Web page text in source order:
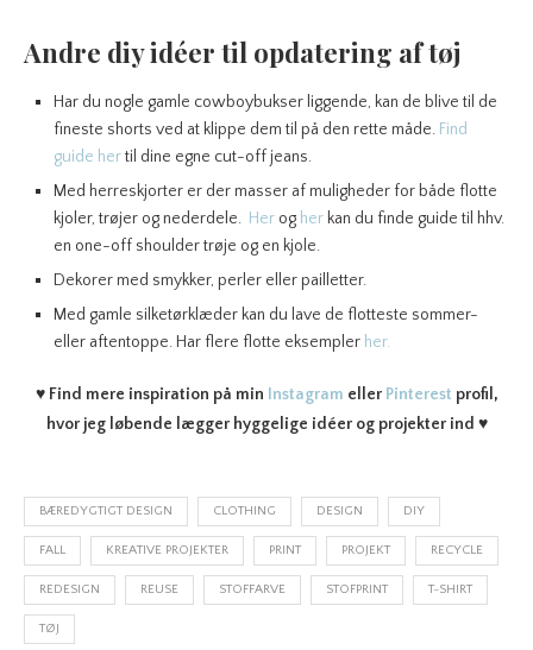
Andre diy idéer til opdatering af tøj
Har du nogle gamle cowboybukser liggende, kan de blive til de
fineste shorts ved at klippe dem til på den rette måde. Find
guide hertil dine egne cut-off jeans.
Med herreskjorter er der masser af muligheder for både flotte
kjoler, trøjer og nederdele. Her og her kan du finde guide til hhv.
en one-off shoulder trøje og en kjole.
Dekorer med smykker, perler eller pailletter.
Med gamle silketørklæder kan du lave de flotteste sommer-
eller aftentoppe. Har flere flotte eksempler her.
♥ Find mere inspiration på min Instagram eller Pinterest profil,
hvor jeg løbende lægger hyggelige idéer og projekter ind ♥
BÆREDYGTIGT DESIGN CLOTHING DESIGN DIY
FALL KREATIVE PROJEKTER PRINT PROJEKT RECYCLE
REDESIGN REUSE STOFFARVE STOFPRINT T-SHIRT
TØJ